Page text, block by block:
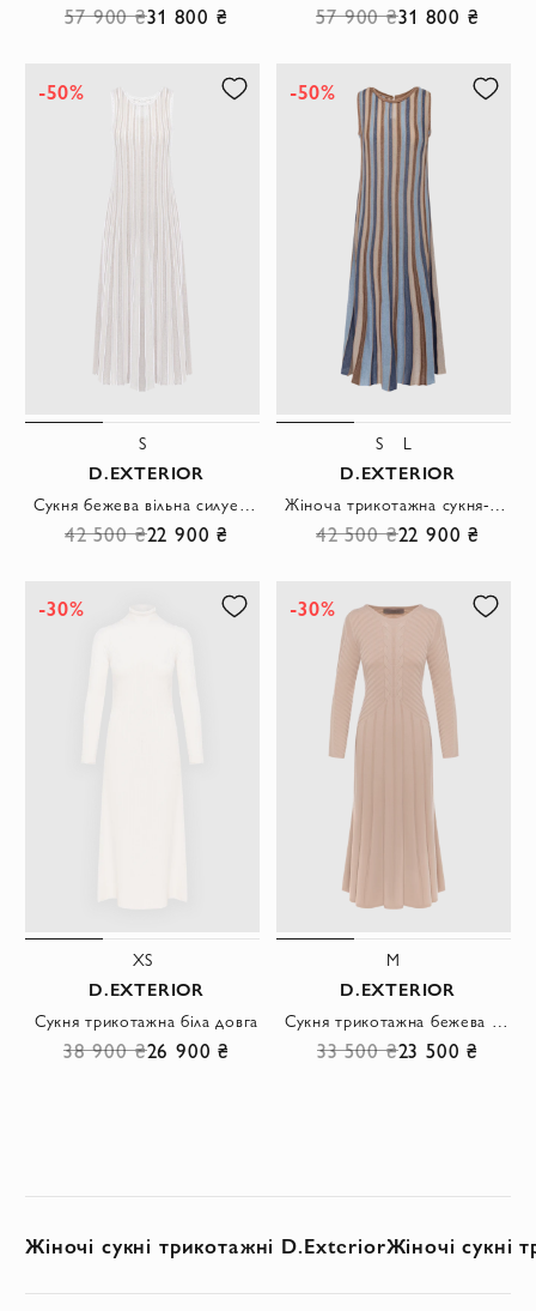
57 900 ₴31 800 ₴ 57 900 ₴31 800 ₴
-50%
S
D.EXTERIOR
42 500 ₴22 900 ₴
-50%
S L
D.EXTERIOR
42 500 ₴22 900 ₴
-30%
XS
D.EXTERIOR
Сукня трикотажна біла довга
38 900 ₴26 900 ₴
-30%
M
D.EXTERIOR
33 500 ₴23 500 ₴
Жіночі сукні трикотажні D.ExteriorЖіночі сукні